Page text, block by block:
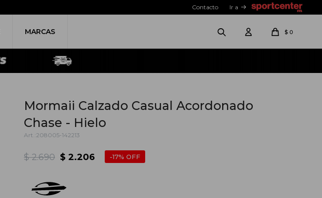
MARCAS $ 0
Contacto Ir a
Mormaii Calzado Casual Acordonado
Chase - Hielo
208005-142213
$ 2.206
$ 2.690 17